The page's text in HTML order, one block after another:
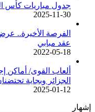
جدول مباريات كأس العرب 2025 والقنوات
2025-11-30
الفرصة الأخيرة..
عقد مبابي
2022-05-18
الجزائر وبجاية
2025-01-12
إشهار